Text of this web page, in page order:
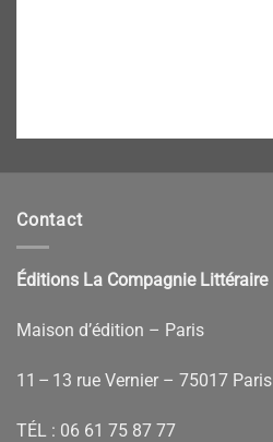
Contact
Éditions La Compagnie Littéraire
Maison d’édition – Paris
11 – 13 rue Vernier – 75017 Paris
TÉL : 06 61 75 87 77